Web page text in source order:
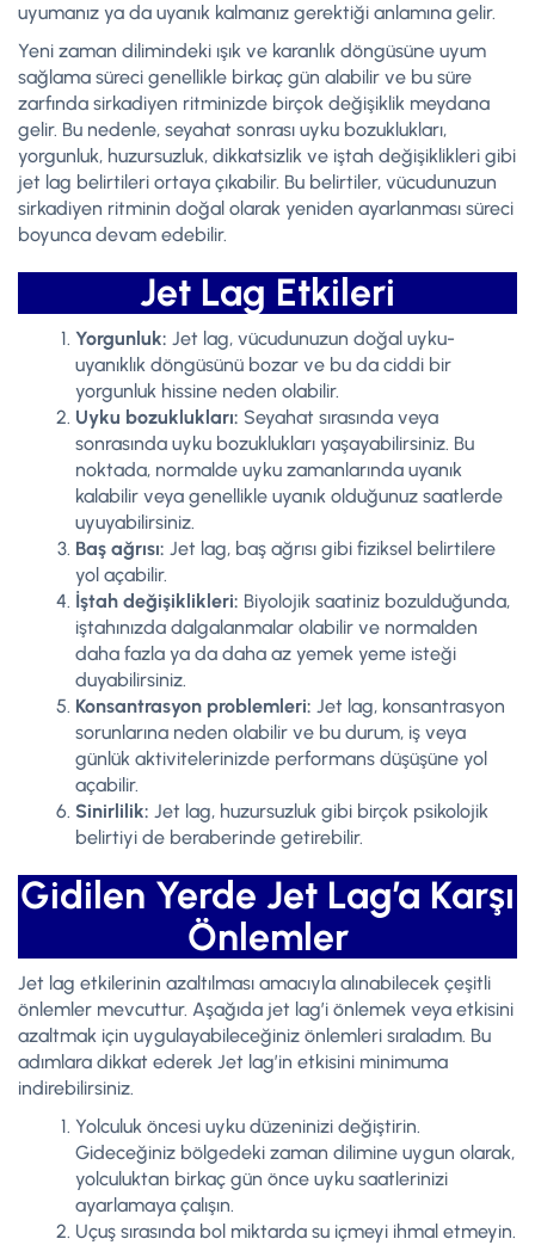
uyumanız ya da uyanık kalmanız gerektiği anlamına gelir.
Yeni zaman dilimindeki ışık ve karanlık döngüsüne uyum
sağlama süreci genellikle birkaç gün alabilir ve bu süre
zarfında sirkadiyen ritminizde birçok değişiklik meydana
gelir. Bu nedenle, seyahat sonrası uyku bozuklukları,
yorgunluk, huzursuzluk, dikkatsizlik ve iştah değişiklikleri gibi
jet lag belirtileri ortaya çıkabilir. Bu belirtiler, vücudunuzun
sirkadiyen ritminin doğal olarak yeniden ayarlanması süreci
boyunca devam edebilir.
Jet Lag Etkileri
Yorgunluk: Jet lag, vücudunuzun doğal uyku-
uyanıklık döngüsünü bozar ve bu da ciddi bir
yorgunluk hissine neden olabilir.
Uyku bozuklukları: Seyahat sırasında veya
sonrasında uyku bozuklukları yaşayabilirsiniz. Bu
noktada, normalde uyku zamanlarında uyanık
kalabilir veya genellikle uyanık olduğunuz saatlerde
uyuyabilirsiniz.
Baş ağrısı: Jet lag, baş ağrısı gibi fiziksel belirtilere
yol açabilir.
İştah değişiklikleri: Biyolojik saatiniz bozulduğunda,
iştahınızda dalgalanmalar olabilir ve normalden
daha fazla ya da daha az yemek yeme isteği
duyabilirsiniz.
Konsantrasyon problemleri: Jet lag, konsantrasyon
sorunlarına neden olabilir ve bu durum, iş veya
günlük aktivitelerinizde performans düşüşüne yol
açabilir.
Sinirlilik: Jet lag, huzursuzluk gibi birçok psikolojik
belirtiyi de beraberinde getirebilir.
Gidilen Yerde Jet Lag’a Karşı
Önlemler
Jet lag etkilerinin azaltılması amacıyla alınabilecek çeşitli
önlemler mevcuttur. Aşağıda jet lag’i önlemek veya etkisini
azaltmak için uygulayabileceğiniz önlemleri sıraladım. Bu
adımlara dikkat ederek Jet lag’in etkisini minimuma
indirebilirsiniz.
Yolculuk öncesi uyku düzeninizi değiştirin.
Gideceğiniz bölgedeki zaman dilimine uygun olarak,
yolculuktan birkaç gün önce uyku saatlerinizi
ayarlamaya çalışın.
Uçuş sırasında bol miktarda su içmeyi ihmal etmeyin.